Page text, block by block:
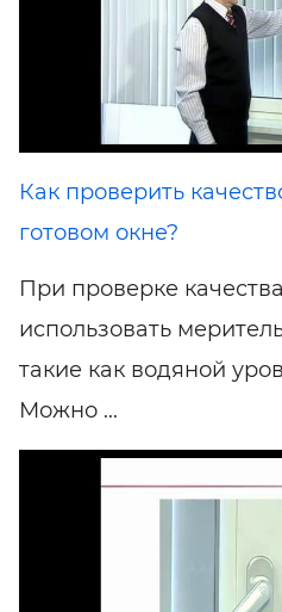
Как проверить
готовом окне?
При проверке
использовать
такие как водяной
Можно ...